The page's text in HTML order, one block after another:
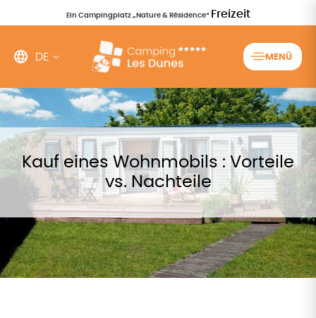
Ein Campingplatz „Nature & Résidence“ Freizeit
DE MENÜ
Kauf eines Wohnmobils : Vorteile
vs. Nachteile